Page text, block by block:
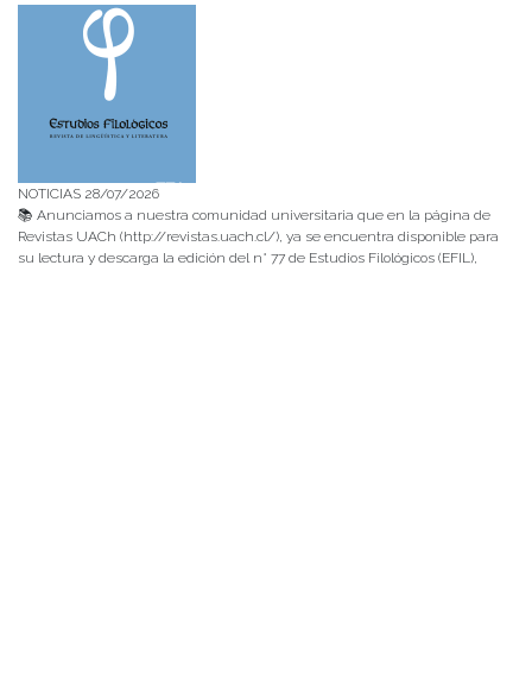
NOTICIAS 28/07/2026
📚 Anunciamos a nuestra comunidad universitaria que en la página de
Revistas UACh (http://revistas.uach.cl/), ya se encuentra disponible para
su lectura y descarga la edición del n° 77 de Estudios Filológicos (EFIL),